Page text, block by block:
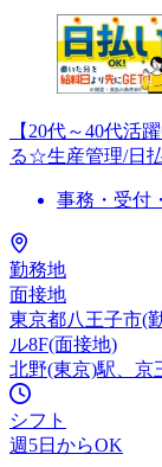
【20代～40代活
る☆生産管理/日
事務・受付
勤務地
面接地
東京都八王子市(
ル8F(面接地)
北野(東京)駅、京
シフト
週5日からOK